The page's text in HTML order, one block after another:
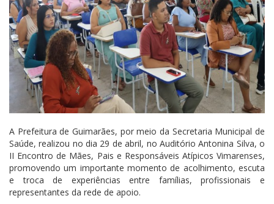
A Prefeitura de Guimarães, por meio da Secretaria Municipal de
Saúde, realizou no dia 29 de abril, no Auditório Antonina Silva, o
II Encontro de Mães, Pais e Responsáveis Atípicos Vimarenses,
promovendo um importante momento de acolhimento, escuta
e troca de experiências entre famílias, profissionais e
representantes da rede de apoio.